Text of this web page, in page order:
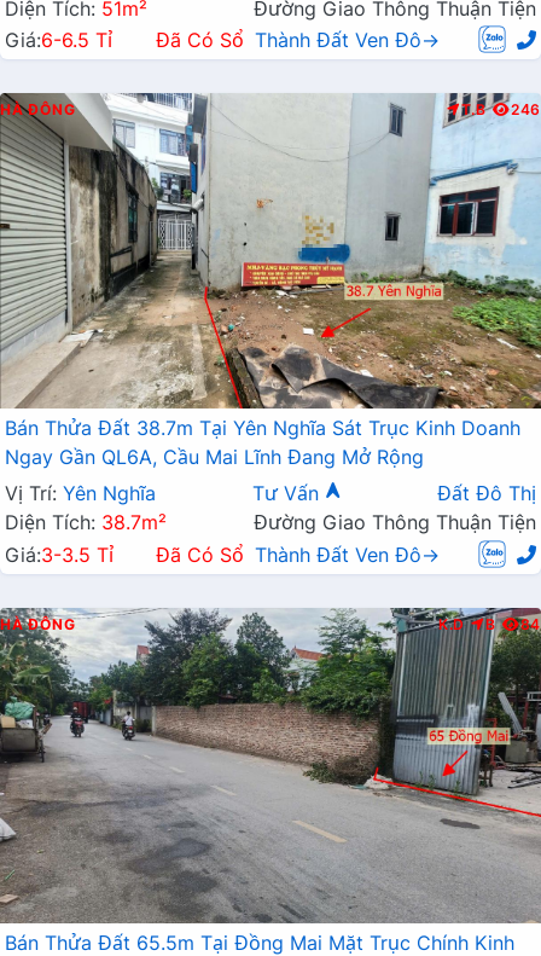
Diện Tích: 51m²
Đường Giao Thông Thuận Tiện
Giá:6-6.5 Tỉ Đã Có Sổ Thành Đất Ven Đô→
HÀ ĐÔNG T.B 246
Bán Thửa Đất 38.7m Tại Yên Nghĩa Sát Trục Kinh Doanh
Ngay Gần QL6A, Cầu Mai Lĩnh Đang Mở Rộng
Vị Trí: Yên Nghĩa Tư Vấn
Đất Đô Thị
Diện Tích: 38.7m²
Đường Giao Thông Thuận Tiện
Giá:3-3.5 Tỉ Đã Có Sổ Thành Đất Ven Đô→
HÀ ĐÔNG K.D B 84
Bán Thửa Đất 65.5m Tại Đồng Mai Mặt Trục Chính Kinh